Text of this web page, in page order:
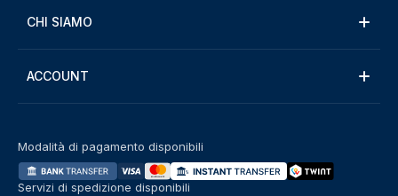
CHI SIAMO
ACCOUNT
Modalità di pagamento disponibili
Servizi di spedizione disponibili